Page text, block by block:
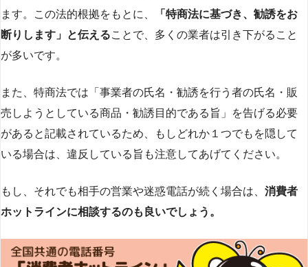
ます。この法的根拠をもとに、
「特商法に基づき、勧誘をお
断りします」と伝えることで、多くの業者は引き下がること
が多いです​​。
また、特商法では「事業者の氏名・勧誘を行う者の氏名・販
売しようとしている商品・勧誘目的である旨」を告げる必要
があると記載されているため、もしどれか１つでもを隠して
いる場合は、違反している旨も注意してあげてください。
もし、それでも相手の営業や迷惑電話が続く場合は、 消費者
ホットラインに相談するのも良いでしょう。